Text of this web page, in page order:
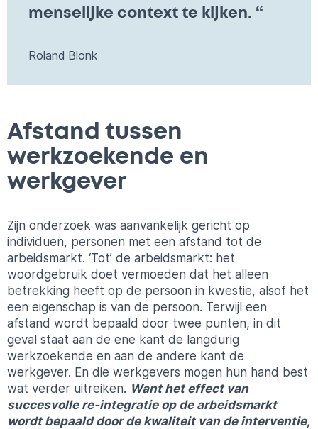
menselijke context te kijken. “
Roland Blonk
Afstand tussen
werkzoekende en
werkgever
Zijn onderzoek was aanvankelijk gericht op
individuen, personen met een afstand tot de
arbeidsmarkt. ‘Tot’ de arbeidsmarkt: het
woordgebruik doet vermoeden dat het alleen
betrekking heeft op de persoon in kwestie, alsof het
een eigenschap is van de persoon. Terwijl een
afstand wordt bepaald door twee punten, in dit
geval staat aan de ene kant de langdurig
werkzoekende en aan de andere kant de
werkgever. En die werkgevers mogen hun hand best
wat verder uitreiken. Want het effect van
succesvolle re-integratie op de arbeidsmarkt
wordt bepaald door de kwaliteit van de interventie,